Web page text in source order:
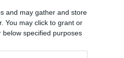
and may gather and store
You may click to grant or
specified purposes